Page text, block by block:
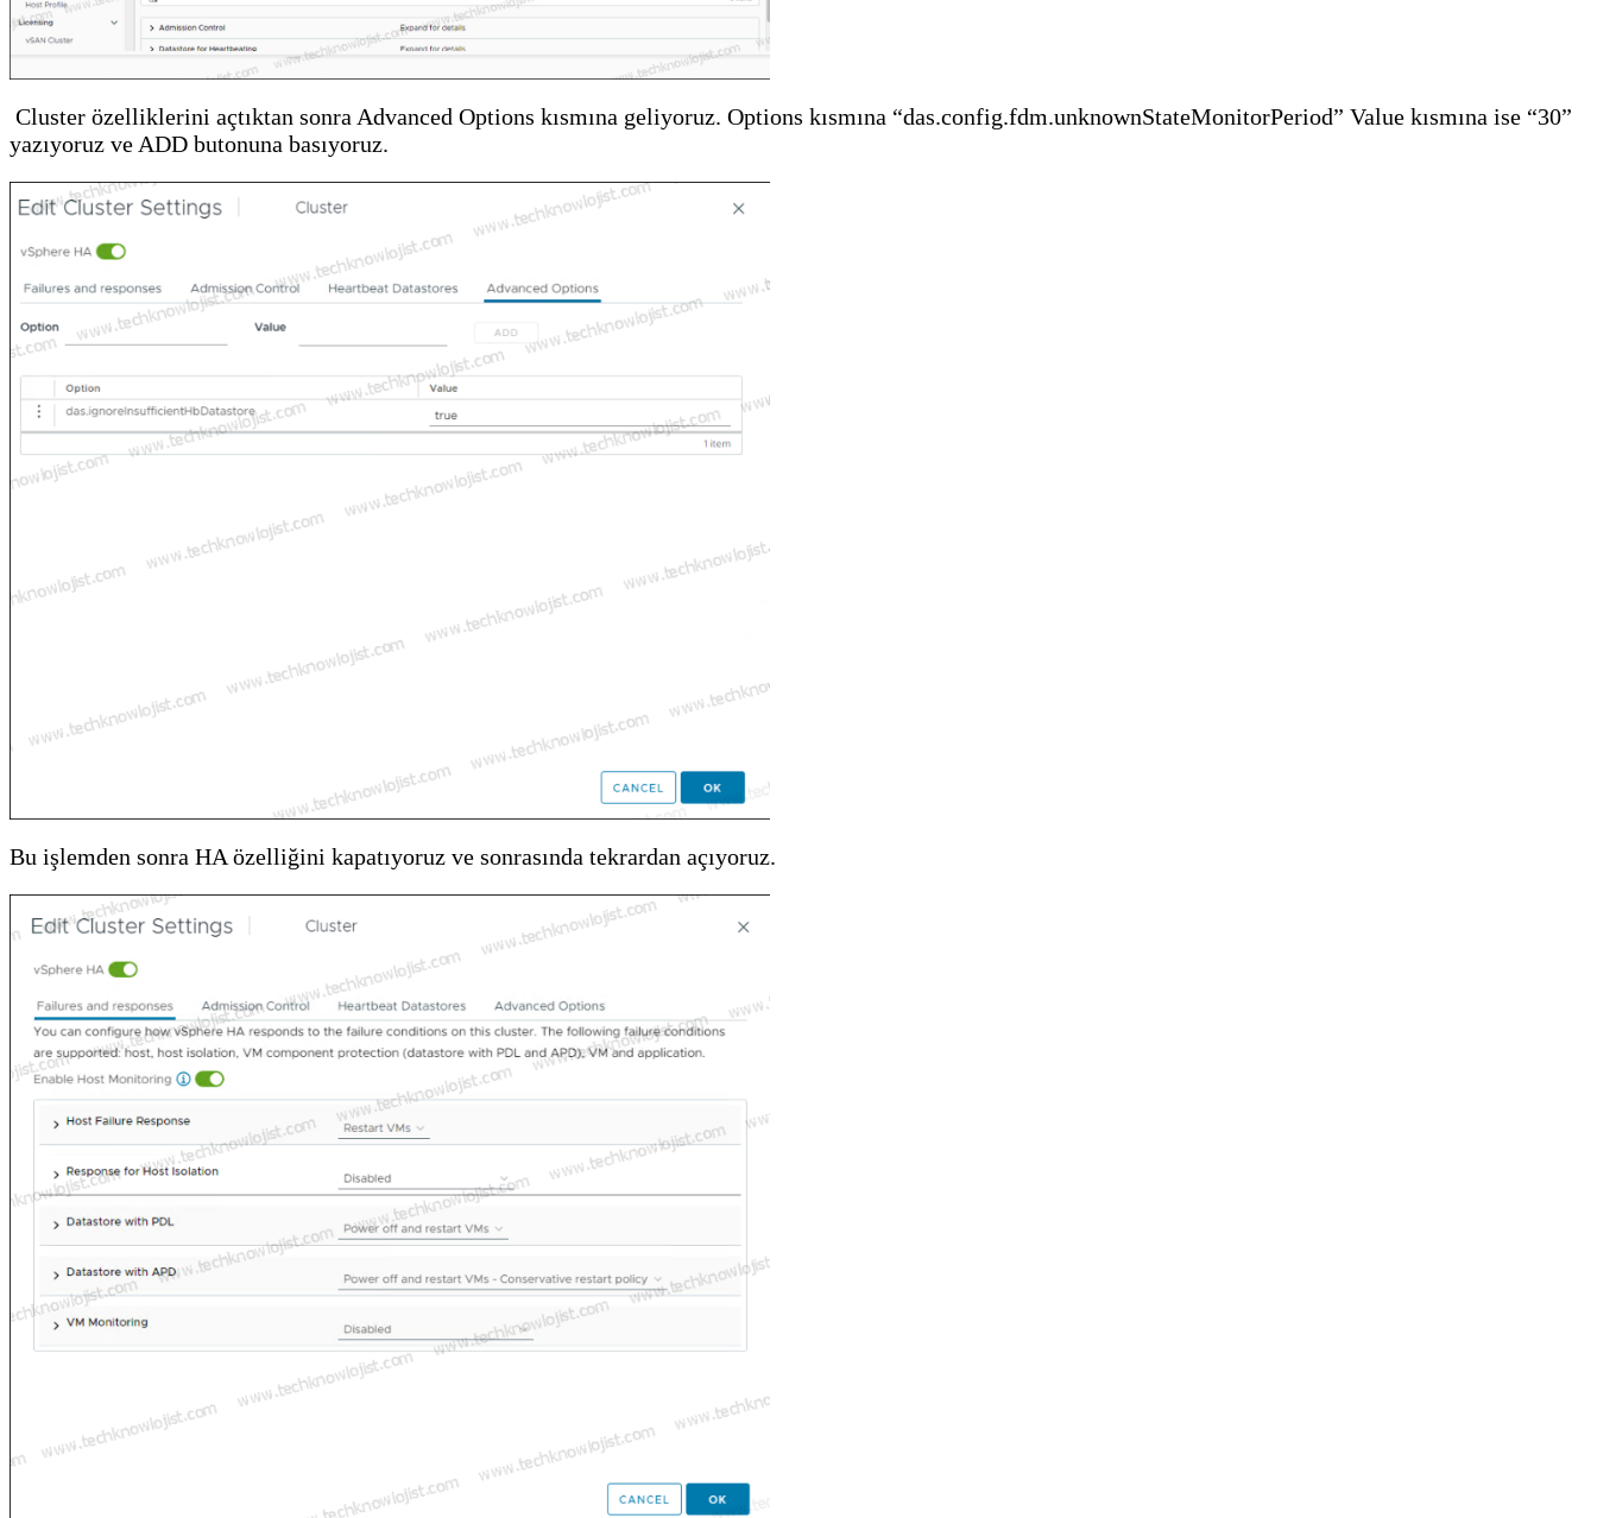
Cluster özelliklerini açtıktan sonra Advanced Options kısmına geliyoruz. Options kısmına “das.config.fdm.unknownStateMonitorPeriod” Value kısmına ise “30”
yazıyoruz ve ADD butonuna basıyoruz.
Bu işlemden sonra HA özelliğini kapatıyoruz ve sonrasında tekrardan açıyoruz.